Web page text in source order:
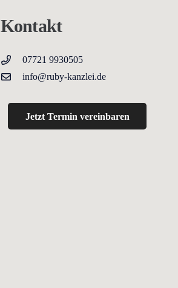
Kontakt
07721 9930505
info@ruby-kanzlei.de
Jetzt Termin vereinbaren